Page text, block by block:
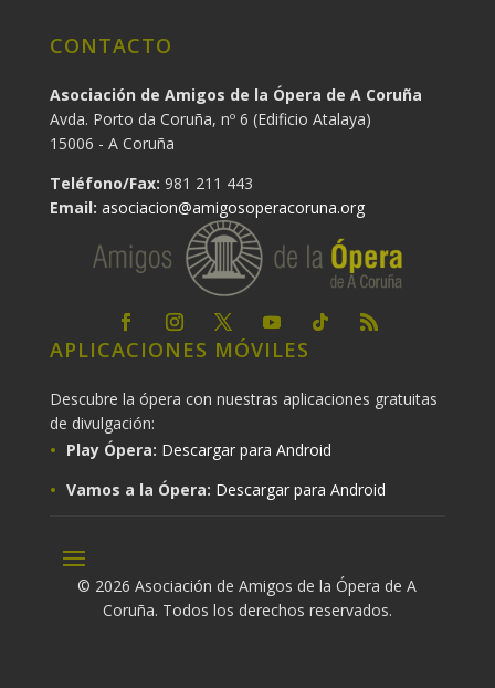
CONTACTO
Asociación de Amigos de la Ópera de A Coruña
Avda. Porto da Coruña, nº 6 (Edificio Atalaya)
15006 - A Coruña
Teléfono/Fax: 981 211 443
Email: asociacion@amigosoperacoruna.org
APLICACIONES MÓVILES
Descubre la ópera con nuestras aplicaciones gratuitas
de divulgación:
Play Ópera: Descargar para Android
Vamos a la Ópera: Descargar para Android
© 2026 Asociación de Amigos de la Ópera de A
Coruña. Todos los derechos reservados.